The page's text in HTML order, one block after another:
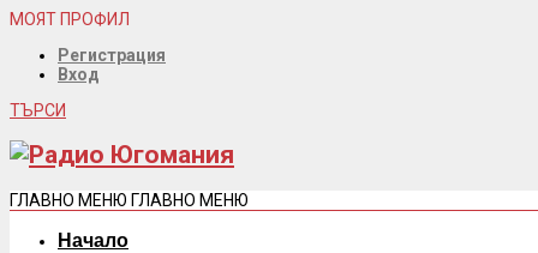
МОЯТ ПРОФИЛ
Регистрация
Вход
ТЪРСИ
ГЛАВНО МЕНЮ ГЛАВНО МЕНЮ
Начало